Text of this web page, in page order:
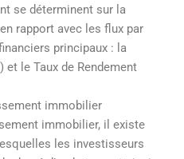
se déterminent sur la
rapport avec les flux par
principaux : la
le Taux de Rendement
immobilier
immobilier, il existe
les investisseurs